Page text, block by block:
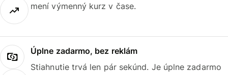
mení výmenný kurz v čase.
Úplne zadarmo, bez reklám
Stiahnutie trvá len pár sekúnd. Je úplne zadarmo